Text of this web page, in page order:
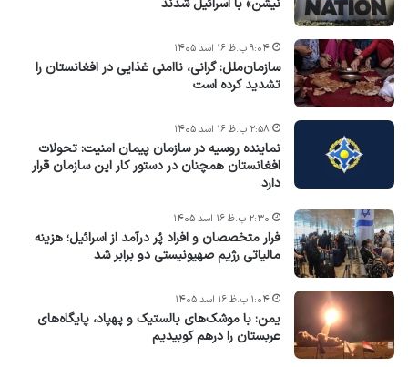
سازمان‌ملل: گرانی، ناامنی غذایی در افغانستان را
تشدید کرده است
۹:۰۴ ب.ظ ۱۶ اسد ۱۴۰۵
نماینده روسیه در سازمان پیمان امنیت: تحولات
افغانستان همچنان در دستور کار این سازمان قرار
دارد
۲:۵۸ ب.ظ ۱۶ اسد ۱۴۰۵
فرار متخصصان و افراد پُر درآمد از اسرائیل؛ هزینه
مالیاتی رژیم صهیونیستی دو برابر شد
۲:۳۰ ب.ظ ۱۶ اسد ۱۴۰۵
یمن: با موشک‌های بالستیک و پهپاد، پایگاه‌های
عربستان را درهم کوبیدیم
۱:۰۴ ب.ظ ۱۶ اسد ۱۴۰۵